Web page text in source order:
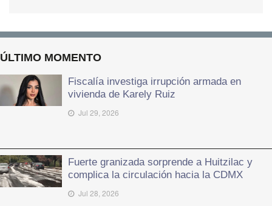
ÚLTIMO MOMENTO
Fiscalía investiga irrupción armada en
vivienda de Karely Ruiz
Jul 29, 2026
Fuerte granizada sorprende a Huitzilac y
complica la circulación hacia la CDMX
Jul 28, 2026